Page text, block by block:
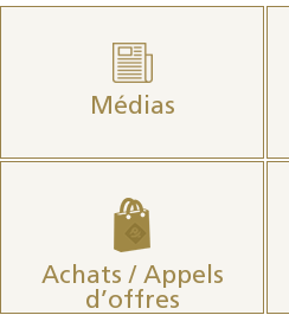
Médias
Achats / Appels
d’offres